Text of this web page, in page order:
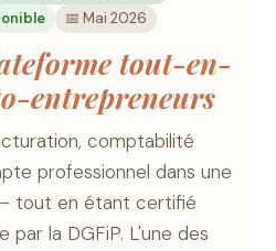
📅 Mai 2026
tout-en-
entrepreneurs
comptabilité
professionnel dans une
tout en étant certifié
la DGFiP. L'une des